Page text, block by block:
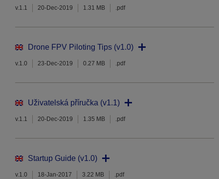
v.1.1 20-Dec-2019 1.31 MB .pdf
Drone FPV Piloting Tips (v1.0)
v.1.0 23-Dec-2019 0.27 MB .pdf
Uživatelská příručka (v1.1)
v.1.1 20-Dec-2019 1.35 MB .pdf
Startup Guide (v1.0)
v.1.0 18-Jan-2017 3.22 MB .pdf